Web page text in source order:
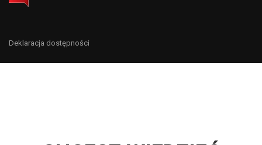
Deklaracja dostępności